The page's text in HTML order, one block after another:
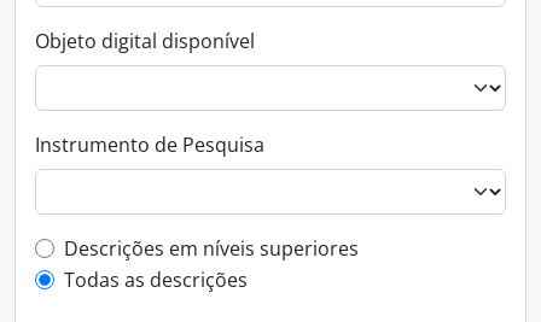
Objeto digital disponível
Instrumento de Pesquisa
Filtro de descrição de nível superior
Descrições em níveis superiores
Todas as descrições